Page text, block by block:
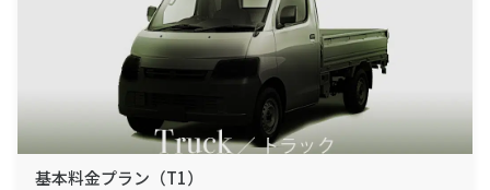
基本料金プラン（T1）